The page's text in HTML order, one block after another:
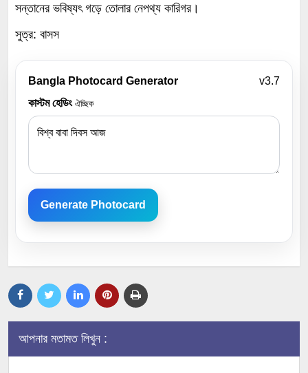
সন্তানের ভবিষ্যৎ গড়ে তোলার নেপথ্য কারিগর।
সুত্র: বাসস
Bangla Photocard Generator
v3.7
কাস্টম হেডিং ঐচ্ছিক
Generate Photocard
আপনার মতামত লিখুন :